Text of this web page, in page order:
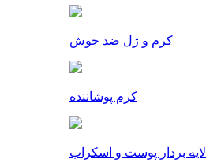
کرم و ژل ضد جوش
کرم پوشاننده
لایه بردار پوست و اسکراب